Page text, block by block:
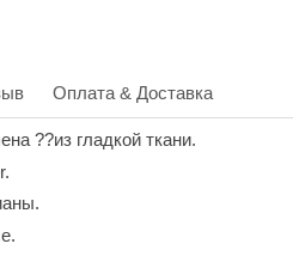
Оплата & Доставка
??из гладкой ткани.